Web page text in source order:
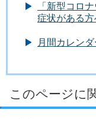
「新型コロ
症状がある方
月間カレンダ
このページに